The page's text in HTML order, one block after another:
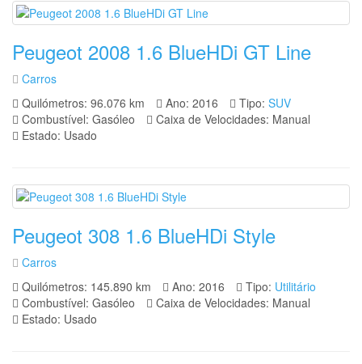
Peugeot 2008 1.6 BlueHDi GT Line
Carros
Quilómetros: 96.076 km
Ano: 2016 Tipo: SUV
Combustível: Gasóleo
Caixa de Velocidades: Manual
Estado: Usado
Peugeot 308 1.6 BlueHDi Style
Carros
Quilómetros: 145.890 km
Ano: 2016 Tipo: Utilitário
Combustível: Gasóleo
Caixa de Velocidades: Manual
Estado: Usado